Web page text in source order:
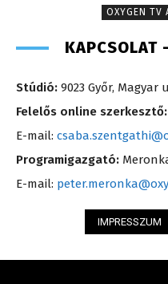
OXYGEN TV
KAPCSOLAT
Stúdió: 9023 Győr, Magyar
Felelős online szerkesztő:
E-mail:
Programigazgató:
E-mail:
IMPRESSZUM